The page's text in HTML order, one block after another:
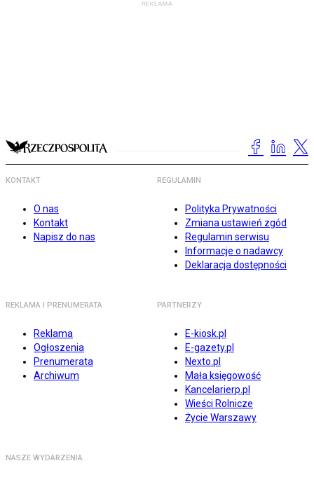
KONTAKT
O nas
Kontakt
Napisz do nas
REGULAMIN
Polityka Prywatności
Zmiana ustawień zgód
Regulamin serwisu
Informacje o nadawcy
Deklaracja dostępności
REKLAMA I PRENUMERATA
Reklama
Ogłoszenia
Prenumerata
Archiwum
PARTNERZY
E-kiosk.pl
E-gazety.pl
Nexto.pl
Mała księgowość
Kancelarierp.pl
Wieści Rolnicze
Życie Warszawy
NASZE WYDARZENIA